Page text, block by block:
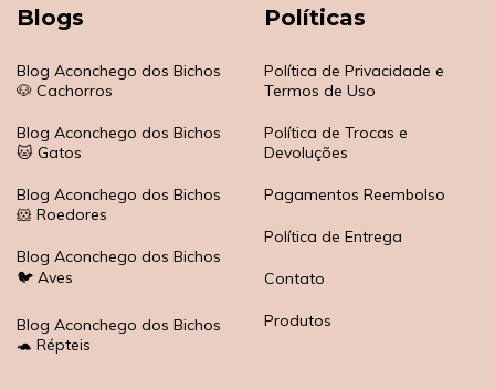
Blogs
Blog Aconchego dos Bichos
🐶 Cachorros
Blog Aconchego dos Bichos
🐱 Gatos
Blog Aconchego dos Bichos
🐹 Roedores
Blog Aconchego dos Bichos
🐦 Aves
Blog Aconchego dos Bichos
🐢 Répteis
Políticas
Política de Privacidade e
Termos de Uso
Política de Trocas e
Devoluções
Pagamentos Reembolso
Política de Entrega
Contato
Produtos